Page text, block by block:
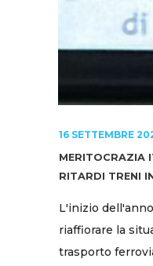
16 SETTEMBRE
MERITOCRAZIA
RITARDI TRENI
L'inizio
riaffiorare la
trasporto